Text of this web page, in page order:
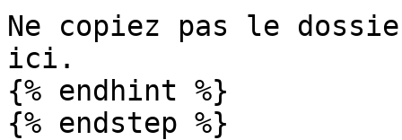
Ne copiez pas le
ici.
{% endhint %}
{% endstep %}